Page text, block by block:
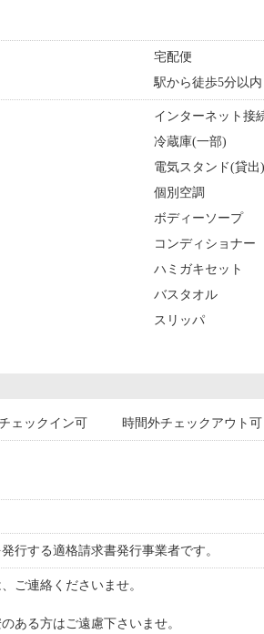
宅配便
駅から徒歩5分以内
インターネット接
冷蔵庫(一部)
電気スタンド(貸出)
個別空調
ボディーソープ
コンディショナー
ハミガキセット
バスタオル
スリッパ
ェックイン可 時間外チェックアウト可
行する適格請求書発行事業者です。
ご連絡くださいませ。
ある方はご遠慮下さいませ。